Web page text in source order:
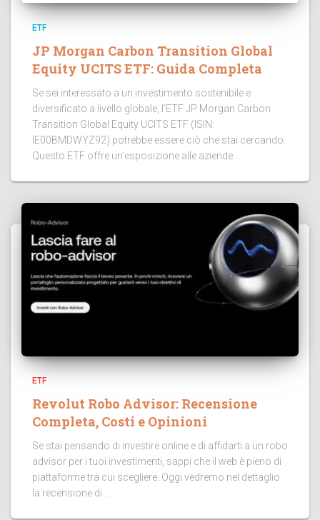
ETF
JP Morgan Carbon Transition Global
Equity UCITS ETF: Guida Completa
Se sei interessato a un investimento sostenibile e
diversificato a livello globale, l’ETF JP Morgan Carbon
Transition Global Equity UCITS ETF (ISIN:
IE00BMDWYZ92) potrebbe essere ciò che stai cercando.
Questo ETF offre un’esposizione alle aziende...
ETF
Revolut Robo Advisor: Recensione
Completa, Costi e Opinioni
Se stai pensando di investire online e di affidarti a un robo
advisor per i tuoi investimenti, sappi che il web è pieno di
piattaforme tra cui scegliere. Oggi vedremo nel dettaglio
la recensione di...